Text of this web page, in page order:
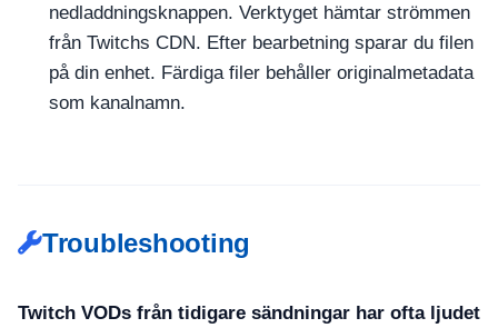
nedladdningsknappen. Verktyget hämtar strömmen
från Twitchs CDN. Efter bearbetning sparar du filen
på din enhet. Färdiga filer behåller originalmetadata
som kanalnamn.
Troubleshooting
Twitch VODs från tidigare sändningar har ofta ljudet